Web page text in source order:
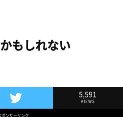
もしれない
ツイート
5,591
VIEWS
ポンサーリンク